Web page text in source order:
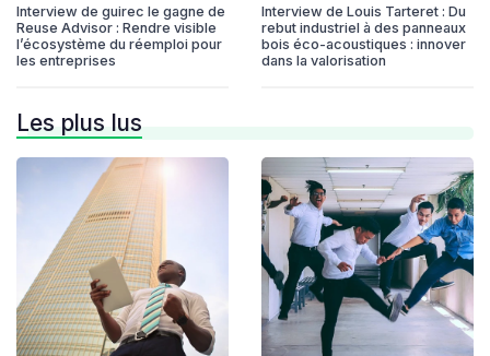
Interview de guirec le gagne de
Reuse Advisor : Rendre visible
l’écosystème du réemploi pour
les entreprises
Interview de Louis Tarteret : Du
rebut industriel à des panneaux
bois éco-acoustiques : innover
dans la valorisation
Les plus lus